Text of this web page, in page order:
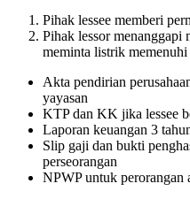
Pihak lessee memberi
Pihak lessor menanggapi
meminta listrik
Akta pendirian
yayasan
KTP dan KK jika lessee
Laporan keuangan 3
Slip gaji dan bukti
perseorangan
NPWP untuk perorangan